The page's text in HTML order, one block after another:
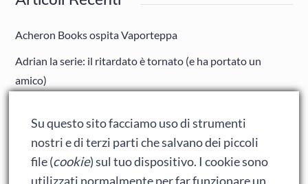
Acheron Books ospita Vaporteppa
Adrian la serie: il ritardato è tornato (e ha portato un
amico)
Ralph spacca Internet: analisi del film
Bumblebee: un buon film dei Transformers
Su questo sito facciamo uso di strumenti
nostri e di terzi parti che salvano dei piccoli
file (cookie) sul tuo dispositivo. I cookie sono
utilizzati normalmente per far funzionare un